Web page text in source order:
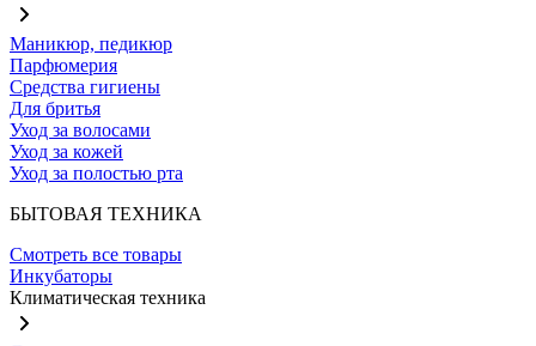
Маникюр, педикюр
Парфюмерия
Средства гигиены
Для бритья
Уход за волосами
Уход за кожей
Уход за полостью рта
БЫТОВАЯ ТЕХНИКА
Смотреть все товары
Инкубаторы
Климатическая техника